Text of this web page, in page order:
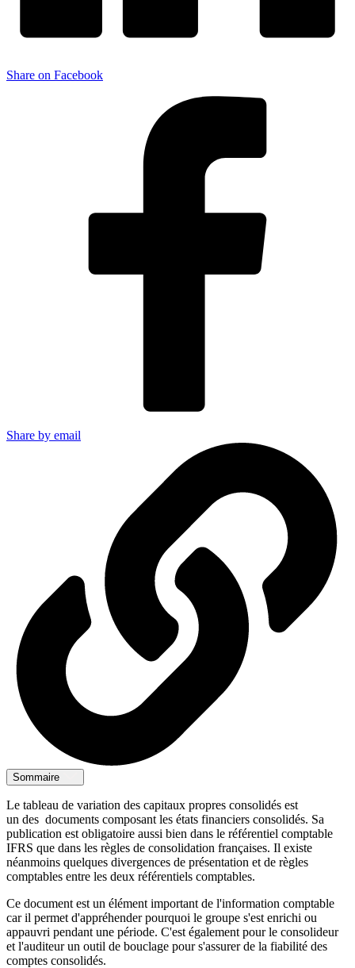
Share on Facebook
Share by email
Sommaire
Le tableau de variation des capitaux propres consolidés est
un des documents composant les états financiers consolidés. Sa
publication est obligatoire aussi bien dans le référentiel comptable
IFRS que dans les règles de consolidation françaises. Il existe
néanmoins quelques divergences de présentation et de règles
comptables entre les deux référentiels comptables.
Ce document est un élément important de l'information comptable
car il permet d'appréhender pourquoi le groupe s'est enrichi ou
appauvri pendant une période. C'est également pour le consolideur
et l'auditeur un outil de bouclage pour s'assurer de la fiabilité des
comptes consolidés.